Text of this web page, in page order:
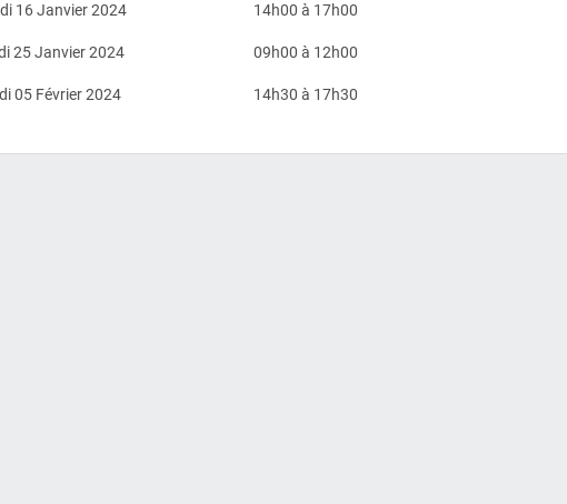
16 Janvier 2024 14h00 à 17h00
25 Janvier 2024 09h00 à 12h00
05 Février 2024 14h30 à 17h30